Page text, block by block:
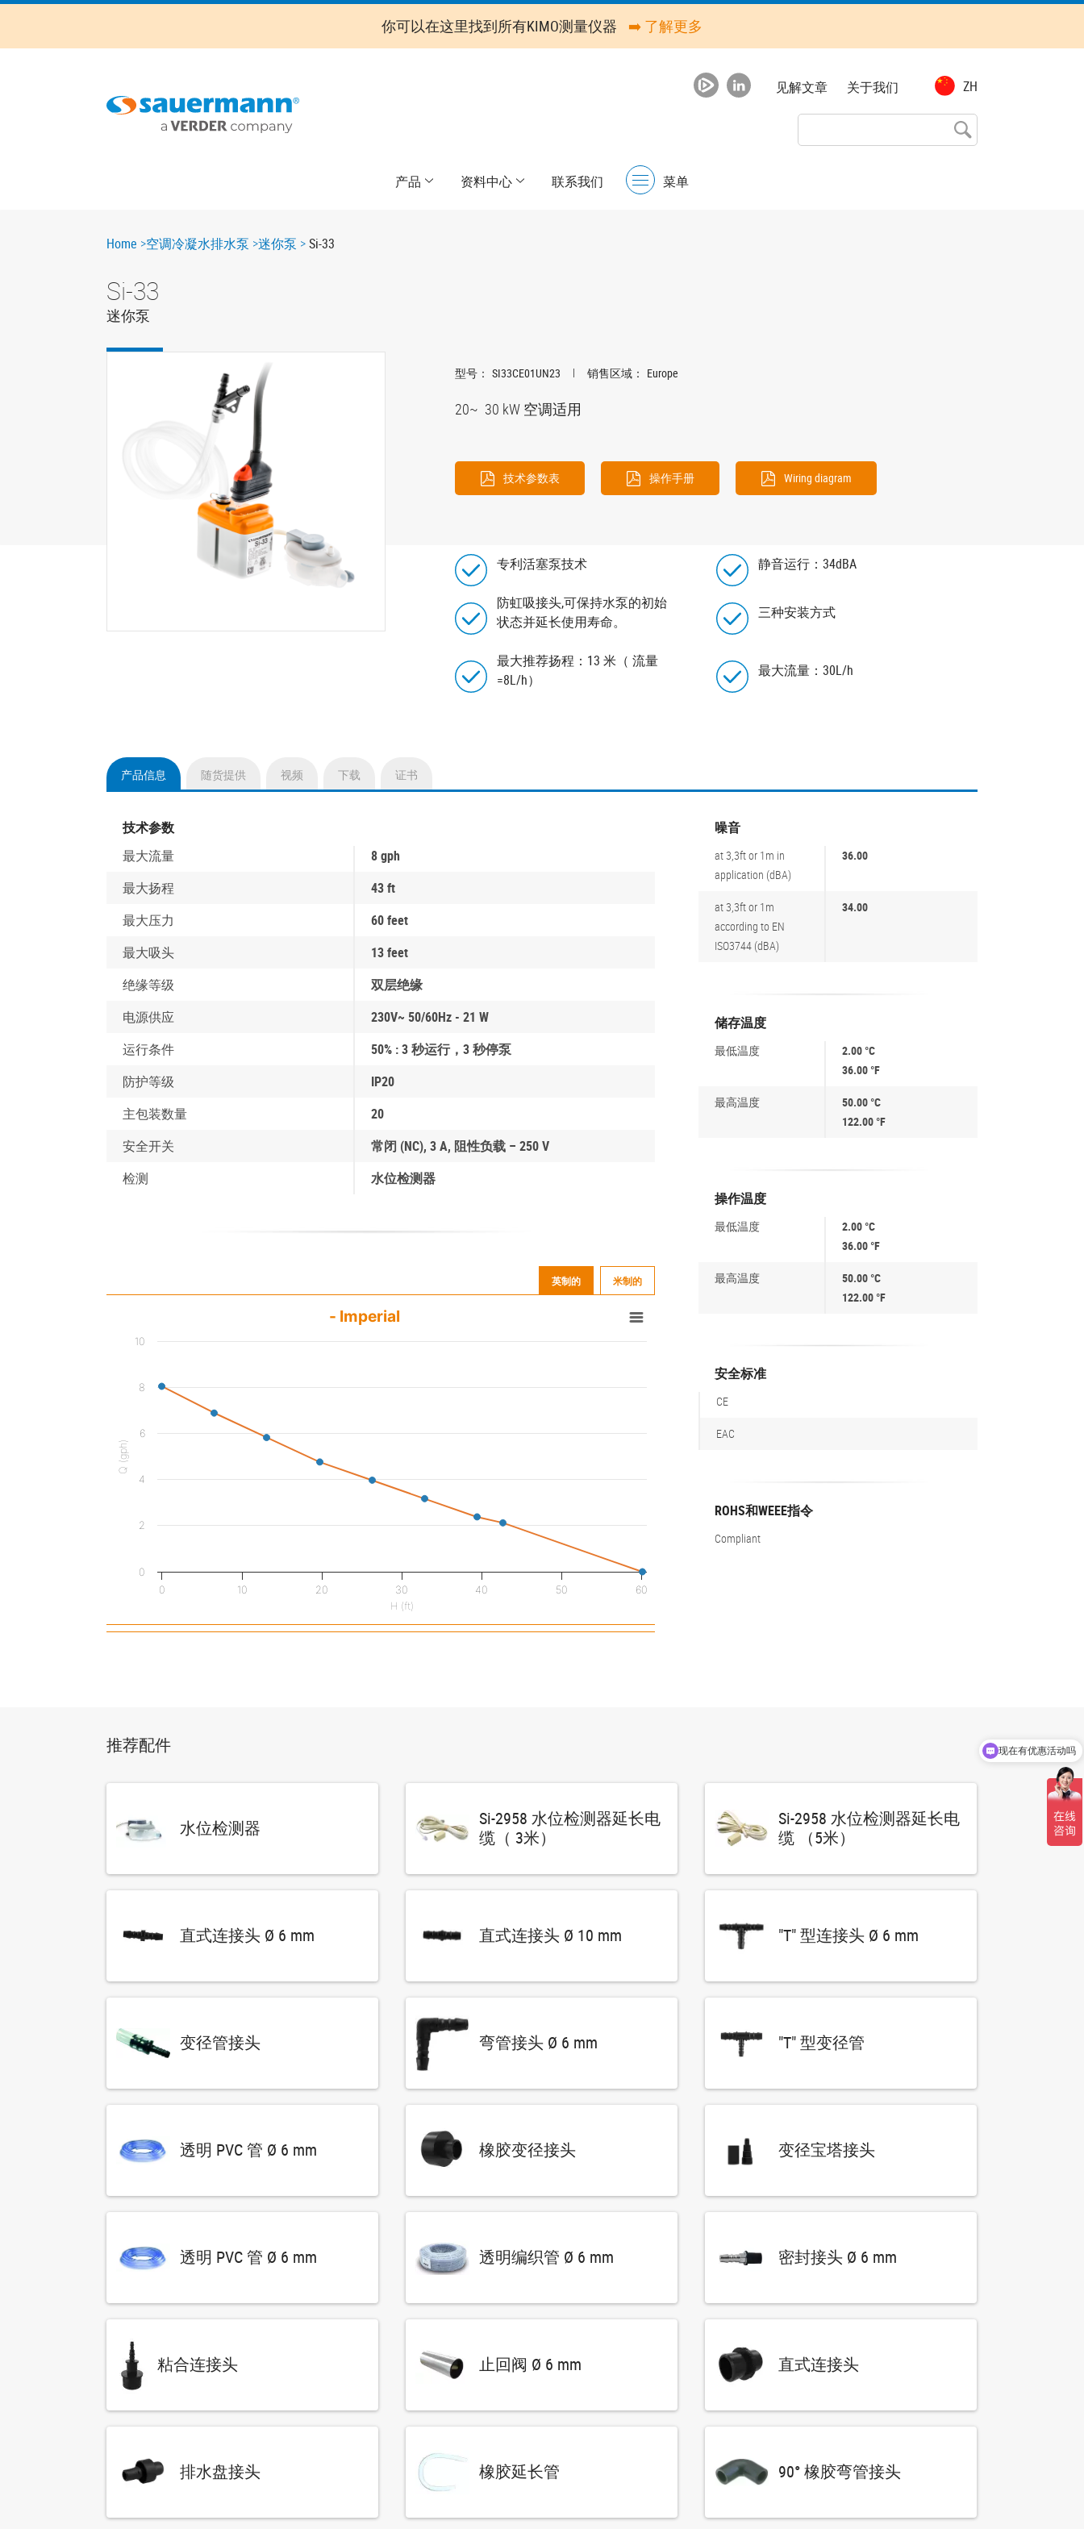
Skip
main
你可以在这里找到所有KIMO测量仪器 ➡️ 了解更多
ZH
Top
见解文章 关于我们
产品 资料中心
联系我们
Menu
菜单
Breadcrumb
Home 空调冷凝水排水泵 迷你泵 Si-33
Si-33
迷你泵
销售区域： Europe
型号： SI33CE01UN23
20~ 30 kW 空调适用
技术参数表 操作手册 Wiring diagram
专利活塞泵技术 静音运行：34dBA
防虹吸接头,可保持水泵的初始
状态并延长使用寿命。
三种安装方式
最大推荐扬程：13 米（ 流量
=8L/h）
最大流量：30L/h
产品信息
(active
随货提供 视频 下载 证书
技术参数
最大流量
8 gph
最大扬程
43 ft
最大压力
60 feet
最大吸头
13 feet
绝缘等级
双层绝缘
电源供应
230V~ 50/60Hz - 21 W
运行条件
50% : 3 秒运行，3 秒停泵
防护等级
IP20
主包装数量
20
安全开关
常闭 (NC), 3 A, 阻性负载 – 250 V
检测
水位检测器
英制的 米制的
H (ft)
Q (gph)
- Imperial
0 10 20 30 40 50 60
0
2
4
6
8
10
噪音
at 3,3ft or 1m in
application (dBA)
36.00
at 3,3ft or 1m
according to EN
ISO3744 (dBA)
34.00
储存温度
最低温度
2.00 °C
36.00 °F
最高温度
50.00 °C
122.00 °F
操作温度
最低温度
2.00 °C
36.00 °F
最高温度
50.00 °C
122.00 °F
安全标准
CE
EAC
ROHS和WEEE指令
Compliant
推荐配件
水位检测器
Si-2958 水位检测器延长电
缆（ 3米）
Si-2958 水位检测器延长电
缆 （5米）
直式连接头 Ø 6 mm 直式连接头 Ø 10 mm "T" 型连接头 Ø 6 mm
变径管接头 弯管接头 Ø 6 mm "T" 型变径管
透明 PVC 管 Ø 6 mm 橡胶变径接头 变径宝塔接头
透明 PVC 管 Ø 6 mm 透明编织管 Ø 6 mm 密封接头 Ø 6 mm
粘合连接头 止回阀 Ø 6 mm 直式连接头
排水盘接头 橡胶延长管 90° 橡胶弯管接头
现在有优惠活动吗